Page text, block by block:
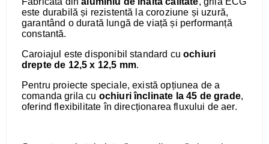
este durabilă și rezistentă la coroziune și uzură,
garantând o durată lungă de viață și performanță
constantă.
Caroiajul este disponibil standard cuochiuri
drepte de 12,5 x 12,5 mm.
Pentru proiecte speciale, există opțiunea de a
comanda grila cu ochiuri înclinate la 45 de grade,
oferind flexibilitate în direcționarea fluxului de aer.